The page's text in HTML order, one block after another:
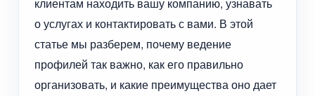
о услугах и контактировать с вами. В этой
статье мы разберем, почему ведение
профилей так важно, как его правильно
организовать, и какие преимущества оно дает